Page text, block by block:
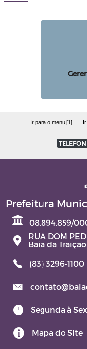
Ir para o menu [1]
Prefeitura
08.894.859/
RUA DOM
Baía da
(83) 3296-1100
Segunda à
Mapa do Site